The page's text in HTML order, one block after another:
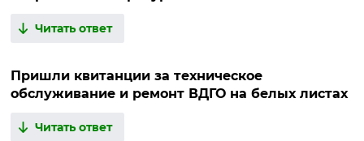
Читать ответ
Пришли квитанции за техническое
обслуживание и ремонт ВДГО на белых листах
Читать ответ